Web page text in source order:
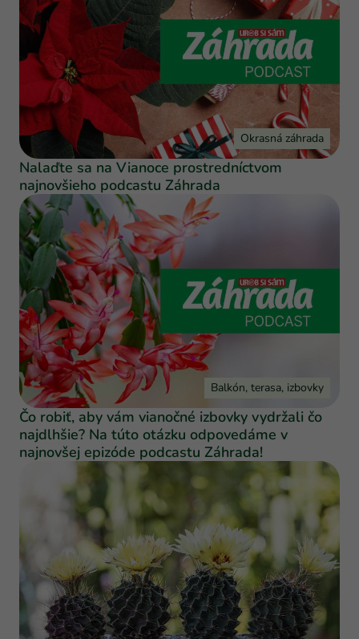
Okrasná záhrada
Nalaďte sa na Vianoce prostredníctvom
najnovšieho podcastu Záhrada
Balkón, terasa, izbovky
Čo robiť, aby vám vianočné izbovky vydržali čo
najdlhšie? Na túto otázku odpovedáme v
najnovšej epizóde podcastu Záhrada!